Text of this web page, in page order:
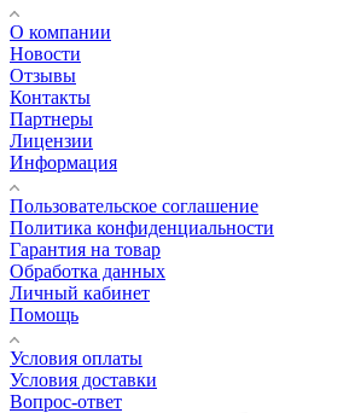
О компании
Новости
Отзывы
Контакты
Партнеры
Лицензии
Информация
Пользовательское соглашение
Политика конфиденциальности
Гарантия на товар
Обработка данных
Личный кабинет
Помощь
Условия оплаты
Условия доставки
Вопрос-ответ